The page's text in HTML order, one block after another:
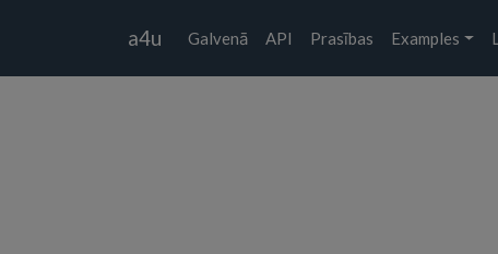
a4u Galvenā API Prasības Examples